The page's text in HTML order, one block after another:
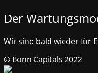
Der
Wir sind bald wieder für
© Bonn Capitals 2022